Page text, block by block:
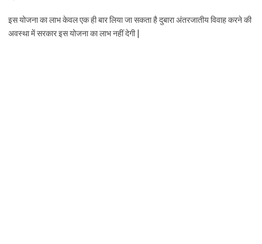
इस योजना का लाभ केवल एक ही बार लिया जा सकता है दुबारा अंतरजातीय विवाह करने की
अवस्था में सरकार इस योजना का लाभ नहीं देगी |